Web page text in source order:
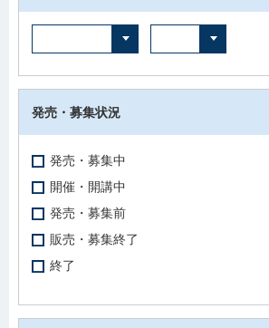
発売・募集状況
発売・募集中
開催・開講中
発売・募集前
販売・募集終了
終了